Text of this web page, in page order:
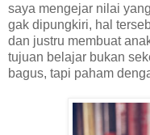
saya mengejar nilai
gak dipungkiri, hal
dan justru membuat
tujuan belajar bukan
bagus, tapi paham